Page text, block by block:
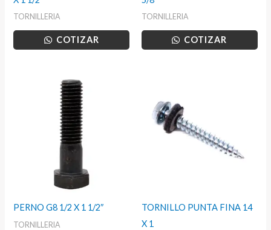
TORNILLERIA
COTIZAR
TORNILLERIA
COTIZAR
PERNO G8 1/2 X 1 1/2″
TORNILLERIA
TORNILLO PUNTA FINA 14
X 1